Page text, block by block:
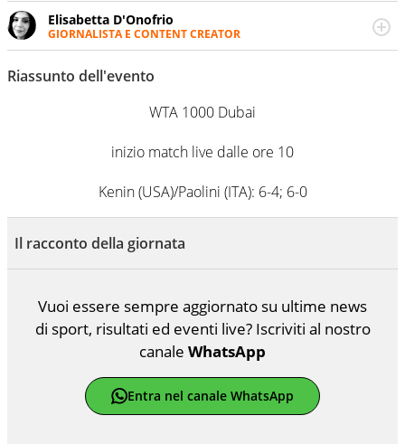
Elisabetta D'Onofrio
GIORNALISTA E CONTENT CREATOR
Giornalista professionista dal 2007, scrive per curiosità
personale e necessità: soprattutto di calcio, di sport e dei
suoi protagonisti, concedendosi innocenti evasioni
destra, oggi si sente a suo agio nel ruolo di libero. Cura
Riassunto dell'evento
WTA 1000 Dubai
inizio match live dalle ore 10
Kenin (USA)/Paolini (ITA): 6-4; 6-0
Il racconto della giornata
Vuoi essere sempre aggiornato su ultime news
di sport, risultati ed eventi live? Iscriviti al nostro
canale WhatsApp
Entra nel canale WhatsApp